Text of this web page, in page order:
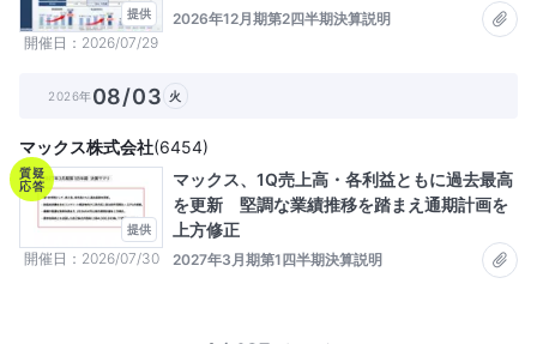
提供
開催日 2026/07/29
2026年12月期第2四半期決算説明
2026年08/03 火
質疑
応答
提供
開催日 2026/07/30
マックス株式会社(6454)
マックス、1Q売上高・各利益ともに過去最高
を更新 堅調な業績推移を踏まえ通期計画を
上方修正
2027年3月期第1四半期決算説明